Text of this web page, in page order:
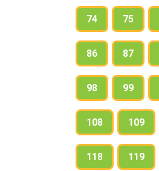
74 75
86 87
98 99
108 109
118 119